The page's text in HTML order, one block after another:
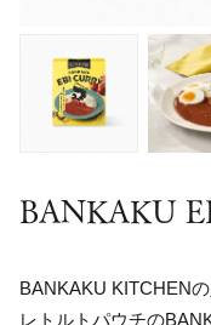
BANKAKU
BANKAKU KITCHEN
レトルトパウチの